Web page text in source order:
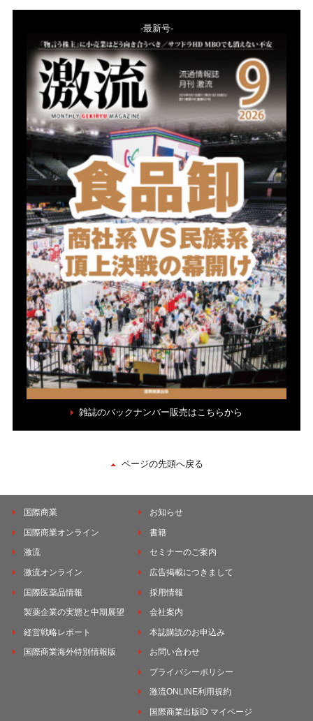
-最新号-
雑誌のバックナンバー販売はこちらから
ページの先頭へ戻る
国際商業
国際商業オンライン
激流
激流オンライン
国際医薬品情報
製薬企業の実態と中期展望
経営戦略レポート
国際商業海外特別情報版
お知らせ
書籍
セミナーのご案内
広告掲載につきまして
採用情報
会社案内
本誌購読のお申込み
お問い合わせ
プライバシーポリシー
激流ONLINE利用規約
国際商業出版ID マイページ